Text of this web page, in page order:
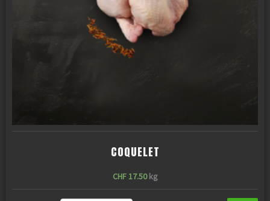
COQUELET
CHF17.50 kg